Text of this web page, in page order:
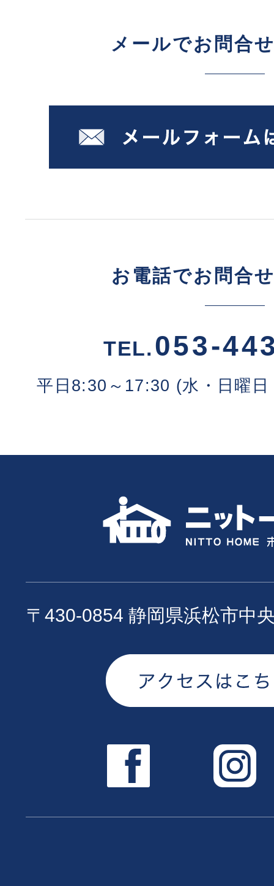
メールでお問合
お電話でお問合
TEL.053-
平日8:30～17:30 (水・日曜
〒430-0854 静岡県浜松市中